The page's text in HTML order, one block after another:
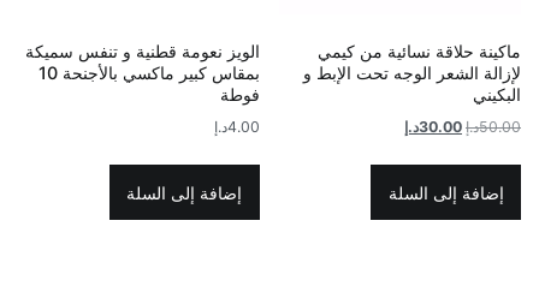
ماكينة حلاقة نسائية من كيمي
لإزالة الشعر الوجه تحت الإبط و
البكيني
50.00د.إ السعر
50.00د.إ.
30.00د.إ
30.00د.إ.
إضافة إلى السلة
الويز نعومة قطنية و تنفس سميكة
بمقاس كبير ماكسي بالأجنحة 10
فوطة
4.00د.إ
إضافة إلى السلة